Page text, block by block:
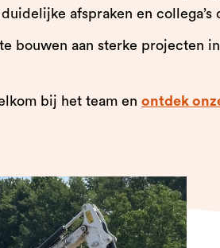
afspraken en collega’s
bouwen aan sterke projecten
bij het team en ontdek